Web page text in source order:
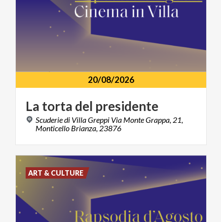
20/08/2026
La torta del presidente
Scuderie di Villa Greppi Via Monte Grappa, 21,
Monticello Brianza, 23876
ART & CULTURE